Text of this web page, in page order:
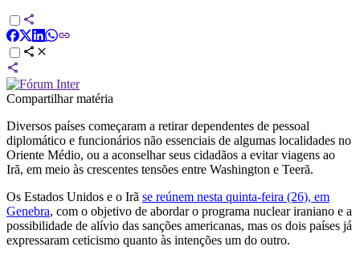
Compartilhar matéria
Diversos países começaram a retirar dependentes de pessoal
diplomático e funcionários não essenciais de algumas localidades no
Oriente Médio, ou a aconselhar seus cidadãos a evitar viagens ao
Irã, em meio às crescentes tensões entre Washington e Teerã.
Os Estados Unidos e o Irã se reúnem nesta quinta-feira (26), em
Genebra, com o objetivo de abordar o programa nuclear iraniano e a
possibilidade de alívio das sanções americanas, mas os dois países já
expressaram ceticismo quanto às intenções um do outro.